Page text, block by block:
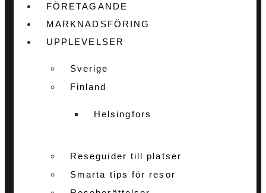
FÖRETAGANDE
MARKNADSFÖRING
UPPLEVELSER
Sverige
Finland
Helsingfors
Reseguider till platser
Smarta tips för resor